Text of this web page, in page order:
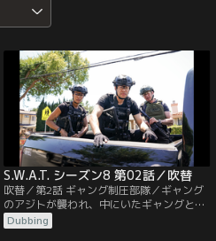
S.W.A.T. シーズン8 第02話／吹替
吹替／第2話 ギャング制圧部隊／ギャング
のアジトが襲われ、中にいたギャングと目
撃した隣人女性が殺される。ロサンゼルス
郡保安局のギャング制圧部隊の一人、ヴィ
Dubbing